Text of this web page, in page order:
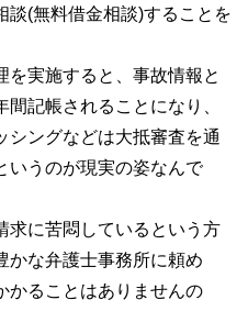
談(無料借金相談)することを
を実施すると、事故情報と
記帳されることになり、
シングなどは大抵審査を通
いうのが現実の姿なんで
求に苦悶しているという方
かな弁護士事務所に頼め
かることはありませんの